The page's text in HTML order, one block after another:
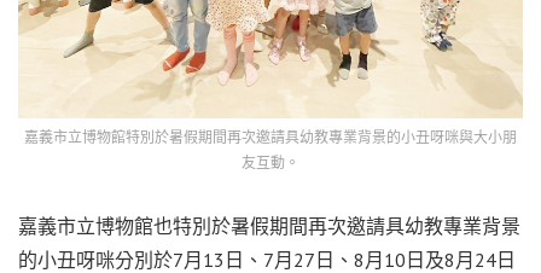
嘉義市立博物館特別於暑假期間再次邀請具幼教專業背景的小丑呀咪與大小朋
友互動。
嘉義市立博物館也特別於暑假期間再次邀請具幼教專業背景
的小丑呀咪分別於7月13日、7月27日、8月10日及8月24日